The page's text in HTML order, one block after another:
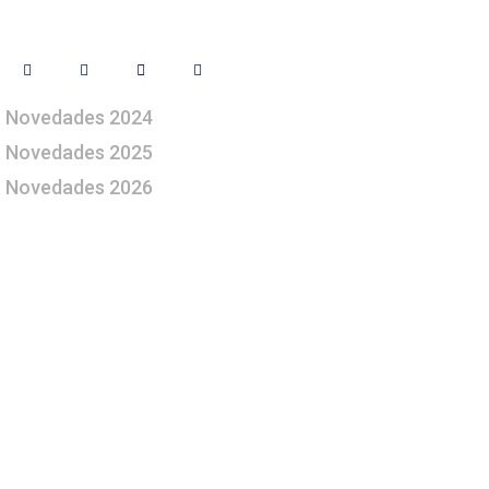
Novedades 2024
Novedades 2025
Novedades 2026